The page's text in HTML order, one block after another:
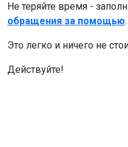
Не теряйте время -
обращения за помощью.
Это легко и ничего не
Действуйте!